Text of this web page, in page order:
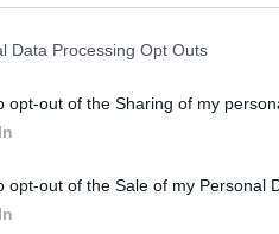
Data Processing Opt Outs
opt-out of the Sharing of my
opt-out of the Sale of my Personal
della UEFA, è stata
Platini ha incrociato un
ha subito abbandonato il
è chiaro che si tratta di un